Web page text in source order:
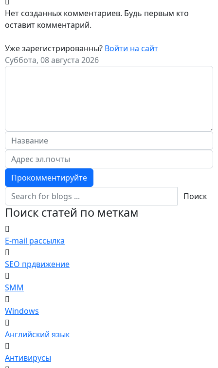
Нет созданных комментариев. Будь первым кто
оставит комментарий.
Уже зарегистрированны? Войти на сайт
Суббота, 08 августа 2026
Прокомментируйте
Поиск
Поиск статей по меткам
E-mail рассылка
SEO прдвижение
SMM
Windows
Английский язык
Антивирусы